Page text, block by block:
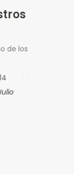
de los